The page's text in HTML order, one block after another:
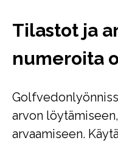
Tilastot ja
numeroita
arvon
arvaamiseen.